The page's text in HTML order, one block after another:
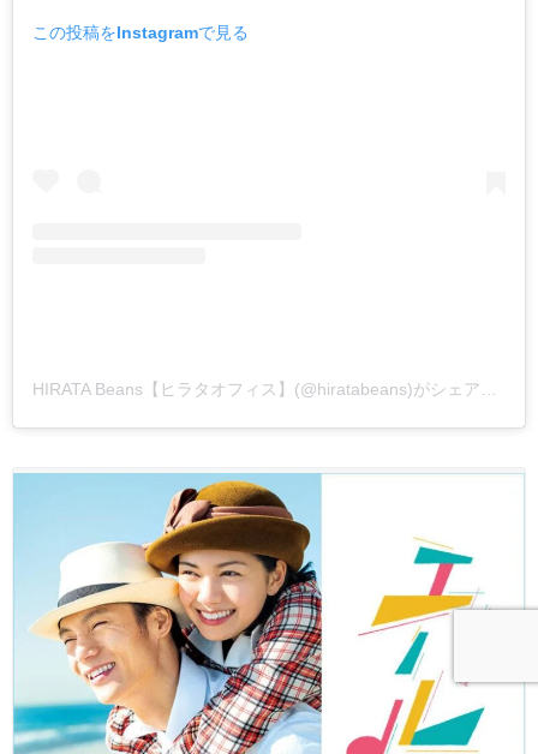
この投稿をInstagramで見る
HIRATA Beans【ヒラタオフィス】(@hiratabeans)がシェアした投稿